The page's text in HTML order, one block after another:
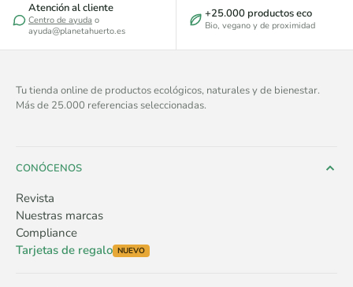
Atención al cliente
Centro de ayuda o
ayuda@planetahuerto.es
+25.000 productos eco
Bio, vegano y de proximidad
Tu tienda online de productos ecológicos, naturales y de bienestar.
Más de 25.000 referencias seleccionadas.
CONÓCENOS
Revista
Nuestras marcas
Compliance
Tarjetas de regalo NUEVO